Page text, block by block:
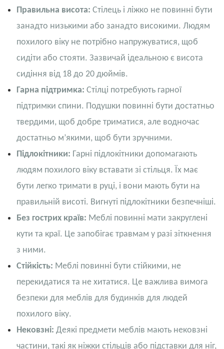
Правильна висота: Стілець і ліжко не повинні бути
занадто низькими або занадто високими. Людям
похилого віку не потрібно напружуватися, щоб
сидіти або стояти. Зазвичай ідеальною є висота
сидіння від 18 до 20 дюймів.
Гарна підтримка: Стілці потребують гарної
підтримки спини. Подушки повинні бути достатньо
твердими, щоб добре триматися, але водночас
достатньо м’якими, щоб бути зручними.
Підлокітники: Гарні підлокітники допомагають
людям похилого віку вставати зі стільця. Їх має
бути легко тримати в руці, і вони мають бути на
правильній висоті. Вигнуті підлокітники безпечніші.
Без гострих країв: Меблі повинні мати закруглені
кути та краї. Це запобігає травмам у разі зіткнення
з ними.
Стійкість: Меблі повинні бути стійкими, не
перекидатися та не хитатися. Це важлива вимога
безпеки для меблів для будинків для людей
похилого віку.
Нековзні: Деякі предмети меблів мають нековзні
частини, такі як ніжки стільців або підставки для ніг,